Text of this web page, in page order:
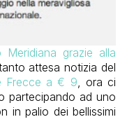
Meridiana grazie alla
attesa notizia del
Frecce a € 9 , ora ci
partecipando ad uno
in palio dei bellissimi